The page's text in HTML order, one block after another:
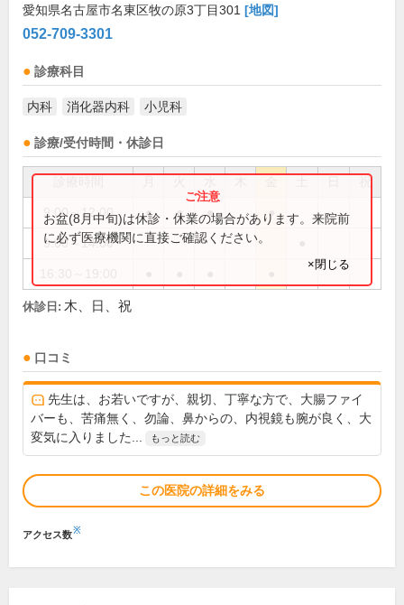
愛知県名古屋市名東区牧の原3丁目301 [地図]
052-709-3301
診療科目
内科 消化器内科 小児科
診療/受付時間・休診日
祝
9:00～12:00 ● ● ● ●
9:00～14:00
お盆(8月中旬)は休診・休業の場合があります。来院前
に必ず医療機関に直接ご確認ください。
×閉じる
休診日: 木、日、祝
口コミ
先生は、お若いですが、親切、丁寧な方で、大腸ファイ
バーも、苦痛無く、勿論、鼻からの、内視鏡も腕が良く、大
変気に入りました...
もっと読む
この医院の詳細をみる
アクセス数※